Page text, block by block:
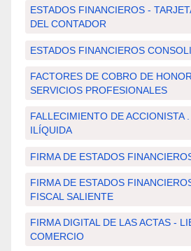
ESTADOS FINANCIEROS -
DEL CONTADOR
ESTADOS FINANCIEROS
FACTORES DE COBRO DE
SERVICIOS PROFESIONALES
FALLECIMIENTO DE ACCIONISTA
ILÍQUIDA
FIRMA DE ESTADOS
FIRMA DE ESTADOS
FISCAL SALIENTE
FIRMA DIGITAL DE LAS ACTAS -
COMERCIO